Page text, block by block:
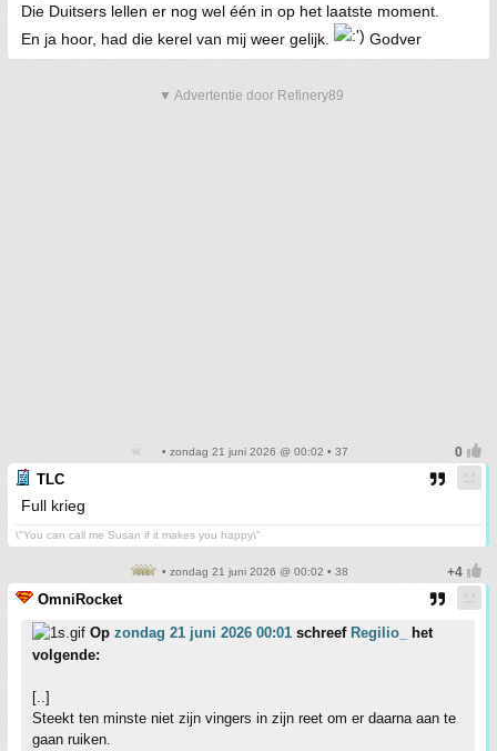
Die Duitsers lellen er nog wel één in op het laatste moment.
En ja hoor, had die kerel van mij weer gelijk.
Godver
▼ Advertentie door Refinery89
• zondag 21 juni 2026 @ 00:02 • 37
TLC
Full krieg
\"You can call me Susan if it makes you happy\"
• zondag 21 juni 2026 @ 00:02 • 38
OmniRocket
Op zondag 21 juni 2026 00:01 schreef Regilio_
het
volgende:
[..]
Steekt ten minste niet zijn vingers in zijn reet om er daarna aan te
gaan ruiken.